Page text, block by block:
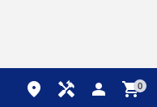
place handyman person shopping_cart0